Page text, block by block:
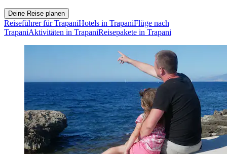
Deine Reise planen
Reiseführer für TrapaniHotels in TrapaniFlüge nach
TrapaniAktivitäten in TrapaniReisepakete in Trapani